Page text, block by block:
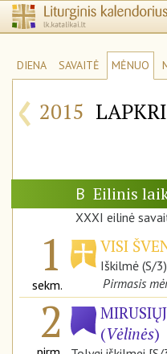
DIENA SAVAITĖ MĖNUO
‹ 2015
B Eilinis
XXXI eilinė
1
sekm.
VISI
Iškilmė (S/3)
Pirmasis
2
(Vėlinės)